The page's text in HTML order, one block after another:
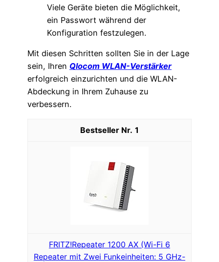
Viele Geräte bieten die Möglichkeit,
ein Passwort während der
Konfiguration festzulegen​​.
Mit diesen Schritten sollten Sie in der Lage
sein, Ihren Qlocom WLAN-Verstärker
erfolgreich einzurichten und die WLAN-
Abdeckung in Ihrem Zuhause zu
verbessern.
1
FRITZ!Repeater 1200 AX (Wi-Fi 6
Repeater mit Zwei Funkeinheiten: 5 GHz-